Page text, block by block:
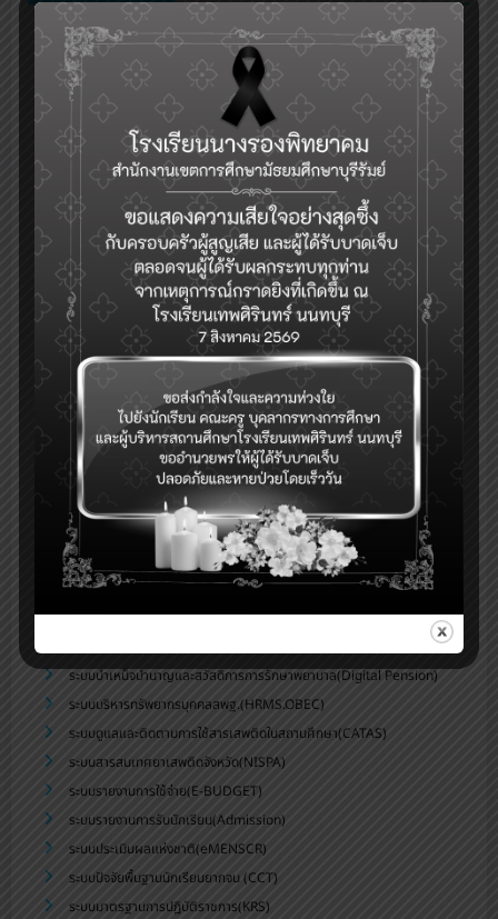
กลุ่มงานบริหารวิชาการ
ระบบเช็คชื่อออนไลน์(toSchool)
ระบบงานทะเบียน-วัดผล-ดูผลการเรียน(SGS)
รับสมัครคัดเลือกบุคคลเพื่อเป็นลูกจ้างชั่วคราว (Application for
Temporary Employee Positions)
ระบบจองห้อง/สถานที่
ระบบสำรวจแววความสามารถพิเศษ(วัดแวว)
การแนะแนวดูแลสุขภาพจิตนักเรียนและระบบการดูแลช่วยเหลือนักเรียนใน
สถานศึกษา สังกัด สพฐ.(hero OBEC care)
ปฏิทินกิจกรรม
eDOC-ระบบสารบรรณอิเล็กทรอนิกส์
eDMS-ระบบการจัดการเอกสารอิเล็กทรอนิกส์
eBooking-ระบบจองห้องประชุม
ระบบสนับสนุนการบริหารจัดการสำนักงานเขตพื้นที่การศึกษา(AMSS++)
ระบบตรวจสอบเงินเดือน (E-Money)
ระบบบริหารจัดการข้อมูลสารสนเทศของสถานศึกษา สพม.บุรีรัมย์
ระบบจัดเก็บข้อมูลนักเรียนรายบุคคล (DMC)
ระบบดูแลช่วยเหลือนักเรียน สพม.บุรีรัมย์(Care for All)
ระบบสำนักงานอิเล็กทรอนิกส์(Smart OBEC)
ระบบสนับสนุนการบริหารจัดการสถานศึกษา(smss)
ระบบส่งข่าวประชาสัมพันธ์สพม.บร.
ระบบบำเหน็จบำนาญและสวัสดิการการรักษาพยาบาล(Digital Pension)
ระบบบริหารทรัพยากรบุคคลสพฐ.(HRMS.OBEC)
ระบบดูแลและติดตามการใช้สารเสพติดในสถานศึกษา(CATAS)
ระบบสารสนเทศยาเสพติดจังหวัด(NISPA)
ระบบรายงานการใช้จ่าย(E-BUDGET)
ระบบรายงานการรับนักเรียน(Admission)
ระบบประเมินผลแห่งชาติ(eMENSCR)
ระบบปัจจัยพื้นฐานนักเรียนยากจน (CCT)
ระบบมาตรฐานการปฏิบัติราชการ(KRS)